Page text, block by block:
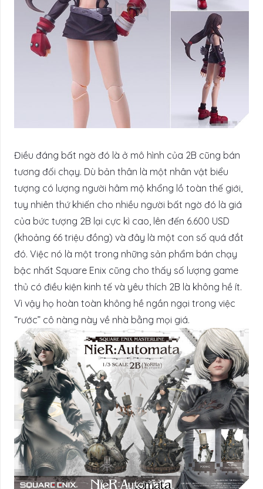
Điều đáng bất ngờ đó là ở mô hình của 2B cũng bán
tương đối chạy. Dù bản thân là một nhân vật biểu
tượng có lượng người hâm mộ khổng lồ toàn thế giới,
tuy nhiên thứ khiến cho nhiều người bất ngờ đó là giá
của bức tượng 2B lại cực kì cao, lên đến 6.600 USD
(khoảng 66 triệu đồng) và đây là một con số quá đắt
đó. Việc nó là một trong những sản phẩm bán chạy
bậc nhất Square Enix cũng cho thấy số lượng game
thủ có điều kiện kinh tế và yêu thích 2B là không hề ít.
Vì vậy họ hoàn toàn không hề ngần ngại trong việc
“rước” cô nàng này về nhà bằng mọi giá.